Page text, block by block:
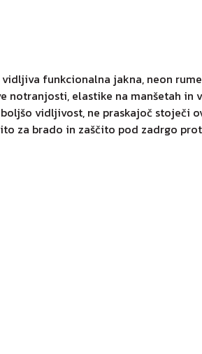
vidljiva funkcionalna jakna, neon
notranjosti, elastike na manšetah in
vidljivost, ne praskajoč stoječi
za brado in zaščito pod zadrgo